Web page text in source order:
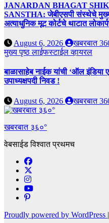
JANARDAN BHAGAT
SANSTHA: जेबीएसपी संस्थेचे
अत्याधुनिक मूट कोर्टचे थाटात
August 6, 2026
खबरबात
मुख्य पृष्ठलाईफस्टाईलव्हायरल
बाळासाहेब नाईक यांची ‘ऑल इंडिया
उपाध्यक्षपदी निवड !
August 6, 2026 खबरबात
खबरबात ३६०°
वेबसाईड विश्वात प्रथमच
Proudly powered by WordPress |